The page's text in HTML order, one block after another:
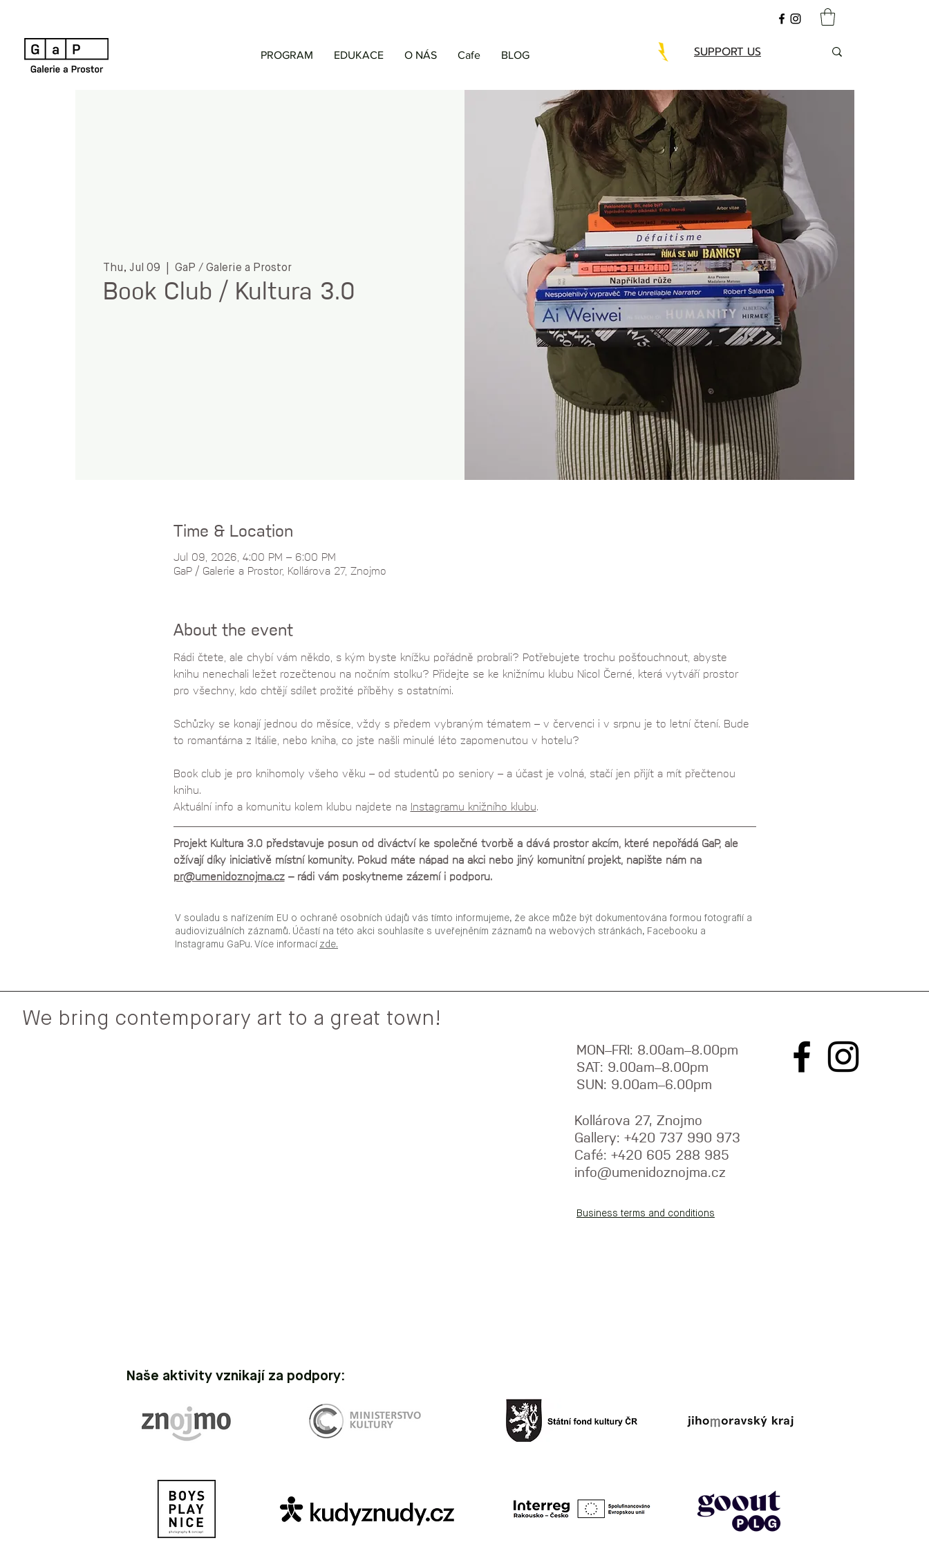
PROGRAM EDUKACE O NÁS Cafe BLOG SUPPORT US
Thu, Jul 09 GaP / Galerie a Prostor
Book Club / Kultura 3.0
Time & Location
Jul 09, 2026, 4:00 PM – 6:00 PM
GaP / Galerie a Prostor, Kollárova 27, Znojmo
About the event
Rádi čtete, ale chybí vám někdo, s kým byste knížku pořádně probrali? Potřebujete trochu pošťouchnout, abyste
knihu nenechali ležet rozečtenou na nočním stolku? Přidejte se ke knižnímu klubu Nicol Černé, která vytváří prostor
pro všechny, kdo chtějí sdílet prožité příběhy s ostatními.
Schůzky se konají jednou do měsíce, vždy s předem vybraným tématem – v červenci i v srpnu je to letní čtení. Bude
to romanťárna z Itálie, nebo kniha, co jste našli minulé léto zapomenutou v hotelu?
Book club je pro knihomoly všeho věku – od studentů po seniory – a účast je volná, stačí jen přijít a mít přečtenou
knihu.
Aktuální info a komunitu kolem klubu najdete na Instagramu knižního klubu.
Projekt Kultura 3.0 představuje posun od diváctví ke společné tvorbě a dává prostor akcím, které nepořádá GaP, ale
ožívají díky iniciativě místní komunity. Pokud máte nápad na akci nebo jiný komunitní projekt, napište nám na
pr@umenidoznojma.cz – rádi vám poskytneme zázemí i podporu.
V souladu s nařízením EU o ochraně osobních údajů vás tímto informujeme, že akce může být dokumentována formou fotografií a
audiovizuálních záznamů. Účastí na této akci souhlasíte s uveřejněním záznamů na webových stránkách, Facebooku a
Instagramu GaPu. Více informací zde.
We bring contemporary art to a great town!
MON–FRI: 8.00am–8.00pm
SAT: 9.00am–8.00pm
SUN: 9.00am–6.00pm
Kollárova 27, Znojmo
Gallery: +420 737 990 973
Café: +420 605 288 985
info@umenidoznojma.cz
Business terms and conditions
Naše aktivity vznikají za podpory: